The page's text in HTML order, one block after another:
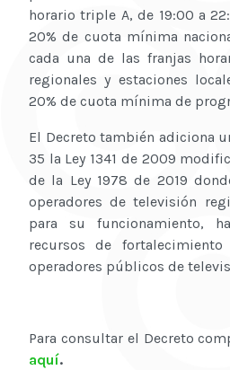
horario triple A, de 19:00 a
20% de cuota mínima
cada una de las franjas
regionales y estaciones
20% de cuota mínima de
El Decreto también adiciona
35 la Ley 1341 de 2009
de la Ley 1978 de 2019
operadores de televisión
para su funcionamiento,
recursos de
operadores públicos de
Para consultar el Decreto
aquí.